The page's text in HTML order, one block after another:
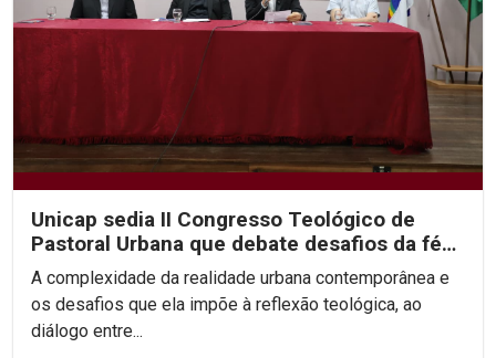
Unicap sedia II Congresso Teológico de
Pastoral Urbana que debate desafios da fé
nas cidades
A complexidade da realidade urbana contemporânea e
os desafios que ela impõe à reflexão teológica, ao
diálogo entre...